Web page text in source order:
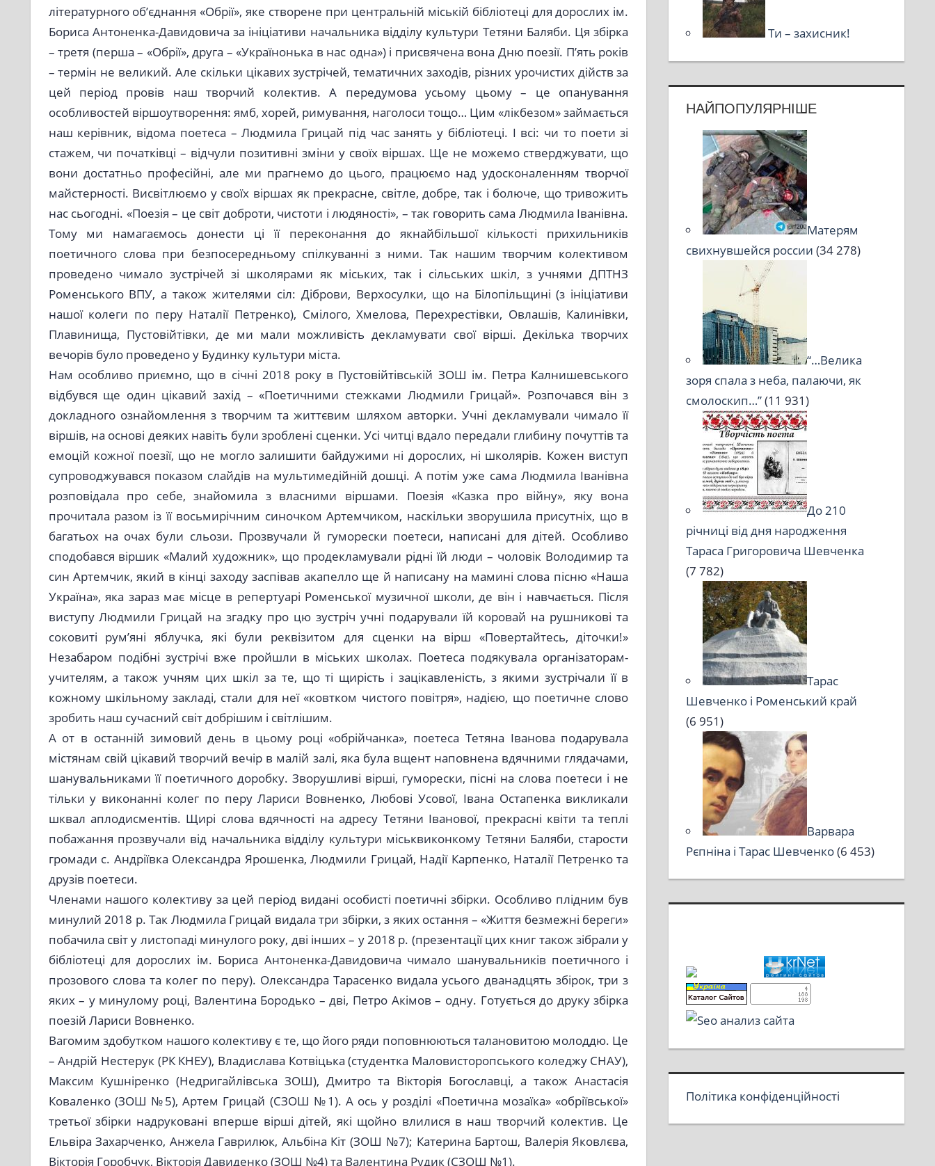
літературного об’єднання «Обрії», яке створене при центральній міській бібліотеці для дорослих ім.
Бориса Антоненка-Давидовича за ініціативи начальника відділу культури Тетяни Баляби. Ця збірка
– третя (перша – «Обрії», друга – «Українонька в нас одна») і присвячена вона Дню поезії. П’ять років
– термін не великий. Але скільки цікавих зустрічей, тематичних заходів, різних урочистих дійств за
цей період провів наш творчий колектив. А передумова усьому цьому – це опанування
особливостей віршоутворення: ямб, хорей, римування, наголоси тощо… Цим «лікбезом» займається
наш керівник, відома поетеса – Людмила Грицай під час занять у бібліотеці. І всі: чи то поети зі
стажем, чи початківці – відчули позитивні зміни у своїх віршах. Ще не можемо стверджувати, що
вони достатньо професійні, але ми прагнемо до цього, працюємо над удосконаленням творчої
майстерності. Висвітлюємо у своїх віршах як прекрасне, світле, добре, так і болюче, що тривожить
нас сьогодні. «Поезія – це світ доброти, чистоти і людяності», – так говорить сама Людмила Іванівна.
Тому ми намагаємось донести ці її переконання до якнайбільшої кількості прихильників
поетичного слова при безпосередньому спілкуванні з ними. Так нашим творчим колективом
проведено чимало зустрічей зі школярами як міських, так і сільських шкіл, з учнями ДПТНЗ
Роменського ВПУ, а також жителями сіл: Діброви, Верхосулки, що на Білопільщині (з ініціативи
нашої колеги по перу Наталії Петренко), Смілого, Хмелова, Перехрестівки, Овлашів, Калинівки,
Плавинища, Пустовійтівки, де ми мали можливість декламувати свої вірші. Декілька творчих
вечорів було проведено у Будинку культури міста.
Нам особливо приємно, що в січні 2018 року в Пустовійтівській ЗОШ ім. Петра Калнишевського
відбувся ще один цікавий захід – «Поетичними стежками Людмили Грицай». Розпочався він з
докладного ознайомлення з творчим та життєвим шляхом авторки. Учні декламували чимало її
віршів, на основі деяких навіть були зроблені сценки. Усі читці вдало передали глибину почуттів та
емоцій кожної поезії, що не могло залишити байдужими ні дорослих, ні школярів. Кожен виступ
супроводжувався показом слайдів на мультимедійній дошці. А потім уже сама Людмила Іванівна
розповідала про себе, знайомила з власними віршами. Поезія «Казка про війну», яку вона
прочитала разом із її восьмирічним синочком Артемчиком, наскільки зворушила присутніх, що в
багатьох на очах були сльози. Прозвучали й гуморески поетеси, написані для дітей. Особливо
сподобався віршик «Малий художник», що продекламували рідні їй люди – чоловік Володимир та
син Артемчик, який в кінці заходу заспівав акапелло ще й написану на мамині слова пісню «Наша
Україна», яка зараз має місце в репертуарі Роменської музичної школи, де він і навчається. Після
виступу Людмили Грицай на згадку про цю зустріч учні подарували їй коровай на рушникові та
соковиті рум’яні яблучка, які були реквізитом для сценки на вірш «Повертайтесь, діточки!»
Незабаром подібні зустрічі вже пройшли в міських школах. Поетеса подякувала організаторам-
учителям, а також учням цих шкіл за те, що ті щирість і зацікавленість, з якими зустрічали її в
кожному шкільному закладі, стали для неї «ковтком чистого повітря», надією, що поетичне слово
зробить наш сучасний світ добрішим і світлішим.
А от в останній зимовий день в цьому році «обрійчанка», поетеса Тетяна Іванова подарувала
містянам свій цікавий творчий вечір в малій залі, яка була вщент наповнена вдячними глядачами,
шанувальниками її поетичного доробку. Зворушливі вірші, гуморески, пісні на слова поетеси і не
тільки у виконанні колег по перу Лариси Вовненко, Любові Усової, Івана Остапенка викликали
шквал аплодисментів. Щирі слова вдячності на адресу Тетяни Іванової, прекрасні квіти та теплі
побажання прозвучали від начальника відділу культури міськвиконкому Тетяни Баляби, старости
громади с. Андріївка Олександра Ярошенка, Людмили Грицай, Надії Карпенко, Наталії Петренко та
друзів поетеси.
Членами нашого колективу за цей період видані особисті поетичні збірки. Особливо плідним був
минулий 2018 р. Так Людмила Грицай видала три збірки, з яких остання – «Життя безмежні береги»
побачила світ у листопаді минулого року, дві інших – у 2018 р. (презентації цих книг також зібрали у
бібліотеці для дорослих ім. Бориса Антоненка-Давидовича чимало шанувальників поетичного і
прозового слова та колег по перу). Олександра Тарасенко видала усього дванадцять збірок, три з
яких – у минулому році, Валентина Бородько – дві, Петро Акімов – одну. Готується до друку збірка
поезій Лариси Вовненко.
Вагомим здобутком нашого колективу є те, що його ряди поповнюються талановитою молоддю. Це
– Андрій Нестерук (РК КНЕУ), Владислава Котвіцька (студентка Маловисторопського коледжу СНАУ),
Максим Кушніренко (Недригайлівська ЗОШ), Дмитро та Вікторія Богославці, а також Анастасія
Коваленко (ЗОШ №5), Артем Грицай (СЗОШ №1). А ось у розділі «Поетична мозаїка» «обріївської»
третьої збірки надруковані вперше вірші дітей, які щойно влилися в наш творчий колектив. Це
Ельвіра Захарченко, Анжела Гаврилюк, Альбіна Кіт (ЗОШ №7); Катерина Бартош, Валерія Яковлєва,
Вікторія Горобчук, Вікторія Давиденко (ЗОШ №4) та Валентина Рудик (СЗОШ №1).
Ти – захисник!
НАЙПОПУЛЯРНІШЕ
Матерям
свихнувшейся россии (34 278)
“…Велика
зоря спала з неба, палаючи, як
смолоскип…”(11 931)
До 210
річниці від дня народження
Тараса Григоровича Шевченка
(7 782)
Тарас
Шевченко і Роменський край
(6 951)
Варвара
Рєпніна і Тарас Шевченко(6 453)
Політика конфіденційності